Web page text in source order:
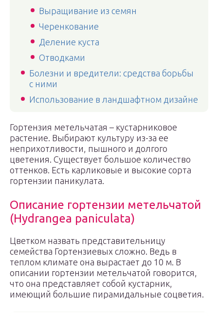
Выращивание из семян
Черенкование
Деление куста
Отводками
Болезни и вредители: средства борьбы
с ними
Использование в ландшафтном дизайне
Гортензия метельчатая – кустарниковое
растение. Выбирают культуру из-за ее
неприхотливости, пышного и долгого
цветения. Существует большое количество
оттенков. Есть карликовые и высокие сорта
гортензии паникулата.
Описание гортензии метельчатой
(Hydrangea paniculata)
Цветком назвать представительницу
семейства Гортензиевых сложно. Ведь в
теплом климате она вырастает до 10 м. В
описании гортензии метельчатой говорится,
что она представляет собой кустарник,
имеющий большие пирамидальные соцветия.